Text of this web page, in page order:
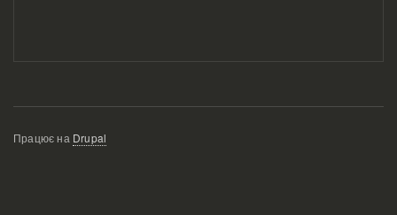
Працює на Drupal